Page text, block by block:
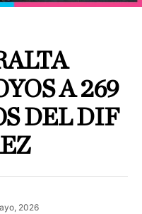
A 269
DEL DIF
2026